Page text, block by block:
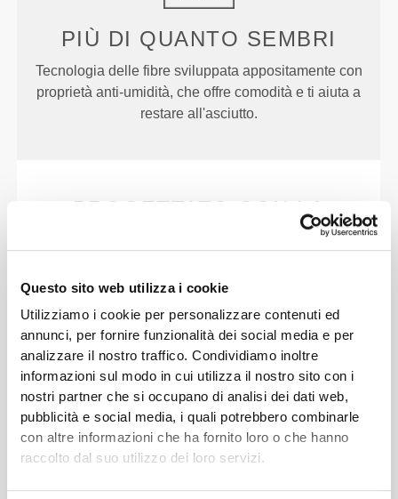
Questo sito web utilizza i cookie
Utilizziamo i cookie per personalizzare contenuti ed
annunci, per fornire funzionalità dei social media e per
analizzare il nostro traffico. Condividiamo inoltre
informazioni sul modo in cui utilizza il nostro sito con i
nostri partner che si occupano di analisi dei dati web,
pubblicità e social media, i quali potrebbero combinarle
con altre informazioni che ha fornito loro o che hanno
raccolto dal suo utilizzo dei loro servizi.
PIÙ DI QUANTO SEMBRI
Tecnologia delle fibre sviluppata appositamente con
proprietà anti-umidità, che offre comodità e ti aiuta a
restare all'asciutto.
PROGETTATO CON LA
REVOKNIT
RevoKnit è un'avanzata tecnologia di lavorazione a
maglia sviluppata da Prozis che dà vita a capi di
abbigliamento ad alte prestazioni, come una
seconda pelle e con maggiore elasticità, supporto e
comodità.